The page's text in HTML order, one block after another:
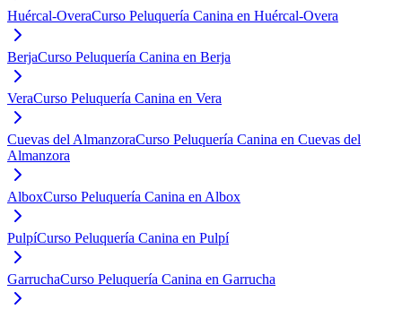
Huércal-OveraCurso Peluquería Canina en Huércal-Overa
BerjaCurso Peluquería Canina en Berja
VeraCurso Peluquería Canina en Vera
Cuevas del AlmanzoraCurso Peluquería Canina en Cuevas del
Almanzora
AlboxCurso Peluquería Canina en Albox
PulpíCurso Peluquería Canina en Pulpí
GarruchaCurso Peluquería Canina en Garrucha